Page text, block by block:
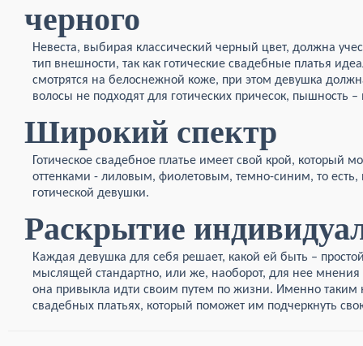
черного
Невеста, выбирая классический черный цвет, должна
тип внешности, так как готические свадебные платья
смотрятся на белоснежной коже, при этом девушка
волосы не подходят для готических причесок, пышность –
Широкий спектр
Готическое свадебное платье имеет свой крой, который
оттенками - лиловым, фиолетовым, темно-синим, то
готической девушки.
Раскрытие
Каждая девушка для себя решает, какой ей быть –
мыслящей стандартно, или же, наоборот, для нее
она привыкла идти своим путем по жизни. Именно таким
свадебных платьях, который поможет им подчеркнуть